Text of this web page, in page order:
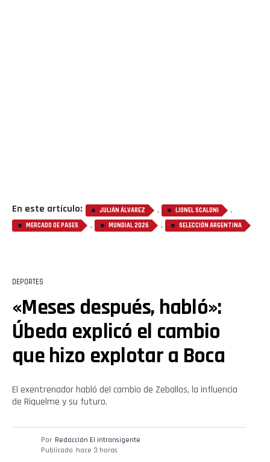
En este artículo: JULIÁN ÁLVAREZ , LIONEL SCALONI ,
MERCADO DE PASES , MUNDIAL 2026 , SELECCIÓN ARGENTINA
DEPORTES
«Meses después, habló»:
Úbeda explicó el cambio
que hizo explotar a Boca
El exentrenador habló del cambio de Zeballos, la influencia
de Riquelme y su futuro.
Por Redacción El intransigente
Publicado hace 3 horas
Flipboard